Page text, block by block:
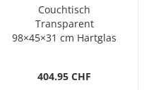
Couchtisch
Transparent
98×45×31 cm Hartglas
404.95 CHF